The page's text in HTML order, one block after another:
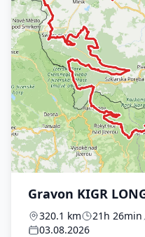
Gravon KIGR
320.1 km 21h 26min
03.08.2026